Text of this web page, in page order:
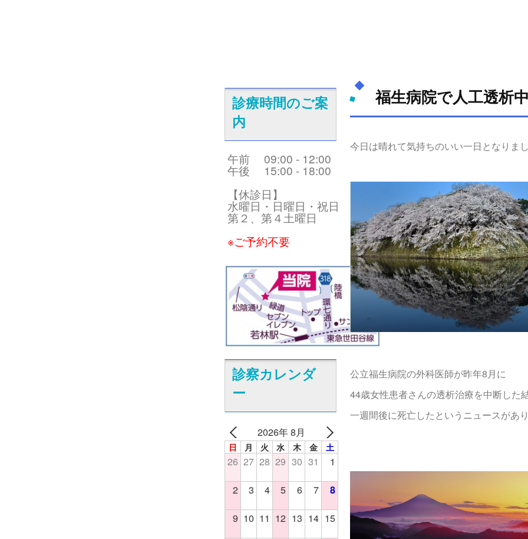
診療時間のご案
内
午前 09:00 - 12:00
午後 15:00 - 18:00
【休診日】
水曜日・日曜日・祝日
第２、第４土曜日
※ご予約不要
診察カレンダ
ー
2026年 8月
日 月 火 水 木 金 土
26 27 28 29 30 31 1
2 3 4 5 6 7 8
9 10 11 12 13 14 15
福生病院で人工透析
今日は晴れて気持ちのいい一日となりま
公立福生病院の外科医師が昨年8月に
44歳女性患者さんの透析治療を中断した
一週間後に死亡したというニュースがあ